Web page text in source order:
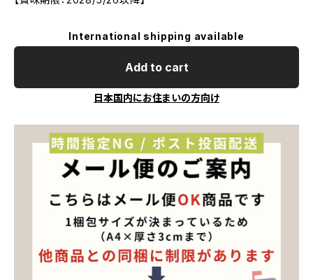
International shipping available
Add to cart
日本国内にお住まいの方向け